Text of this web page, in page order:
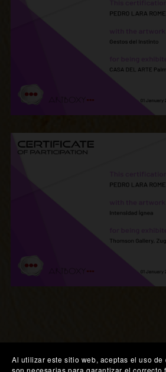
Al utilizar este sitio web, aceptas el uso de
son necesarias para garantizar el correcto